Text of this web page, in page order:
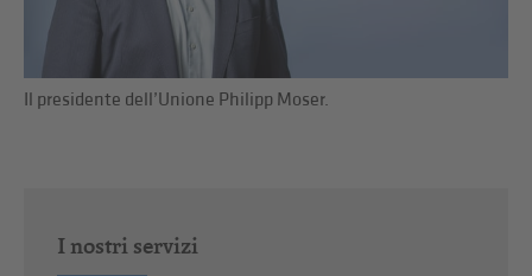
Il presidente dell’Unione Philipp Moser.
I nostri servizi